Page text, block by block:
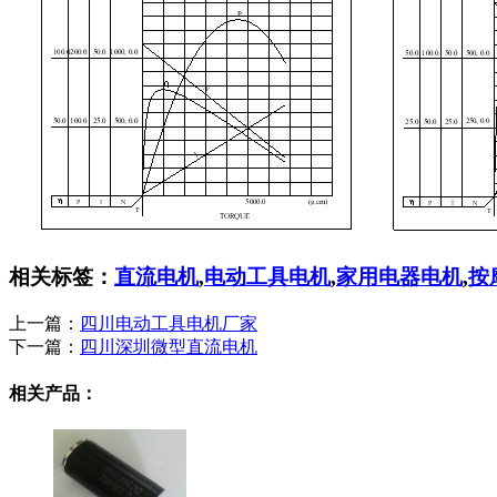
相关标签： 直流电机,电动工具电机,家用电器电机,按
上一篇： 四川电动工具电机厂家
下一篇： 四川深圳微型直流电机
相关产品：